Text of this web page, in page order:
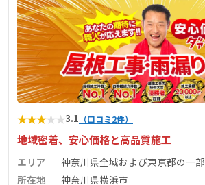
★★★★★3.1 （口コミ2件）
地域密着、安心価格と高品質施工
エリア
神奈川県全域および東京都の一部
所在地
神奈川県横浜市